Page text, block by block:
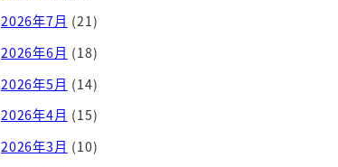
2026年7月 (21)
2026年6月 (18)
2026年5月 (14)
2026年4月 (15)
2026年3月 (10)